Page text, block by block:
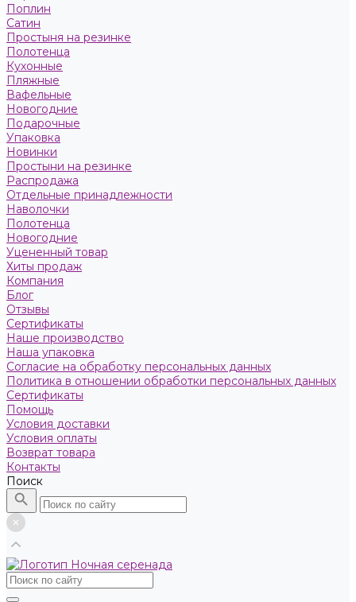
Поплин
Сатин
Простыня на резинке
Полотенца
Кухонные
Пляжные
Вафельные
Новогодние
Подарочные
Упаковка
Новинки
Простыни на резинке
Распродажа
Отдельные принадлежности
Наволочки
Полотенца
Новогодние
Уцененный товар
Хиты продаж
Компания
Блог
Отзывы
Сертификаты
Наше производство
Наша упаковка
Согласие на обработку персональных данных
Политика в отношении обработки персональных данных
Сертификаты
Помощь
Условия доставки
Условия оплаты
Возврат товара
Контакты
Поиск